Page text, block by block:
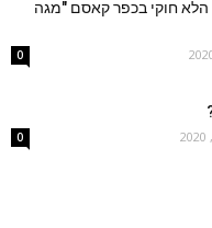
הלא חוקי בכפר קאסם "מגה
0
0